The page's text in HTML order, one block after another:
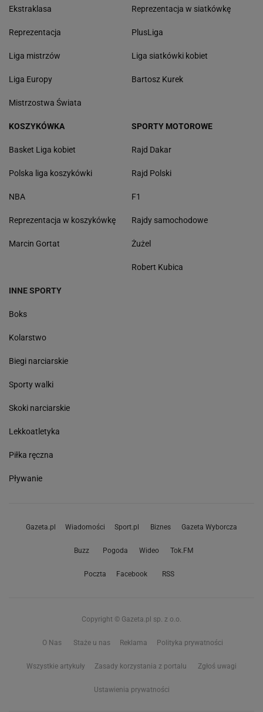
Ekstraklasa
Reprezentacja
Liga mistrzów
Liga Europy
Mistrzostwa Świata
Reprezentacja w siatkówkę
PlusLiga
Liga siatkówki kobiet
Bartosz Kurek
KOSZYKÓWKA
Basket Liga kobiet
Polska liga koszykówki
NBA
Reprezentacja w koszykówkę
Marcin Gortat
SPORTY MOTOROWE
Rajd Dakar
Rajd Polski
F1
Rajdy samochodowe
Żużel
Robert Kubica
INNE SPORTY
Boks
Kolarstwo
Biegi narciarskie
Sporty walki
Skoki narciarskie
Lekkoatletyka
Piłka ręczna
Pływanie
Gazeta.pl Wiadomości Sport.pl Biznes Gazeta Wyborcza
Buzz Pogoda Wideo Tok.FM
Poczta Facebook RSS
Copyright © Gazeta.pl sp. z o.o.
O Nas Staże u nas Reklama Polityka prywatności
Wszystkie artykuły Zasady korzystania z portalu Zgłoś uwagi
Ustawienia prywatności